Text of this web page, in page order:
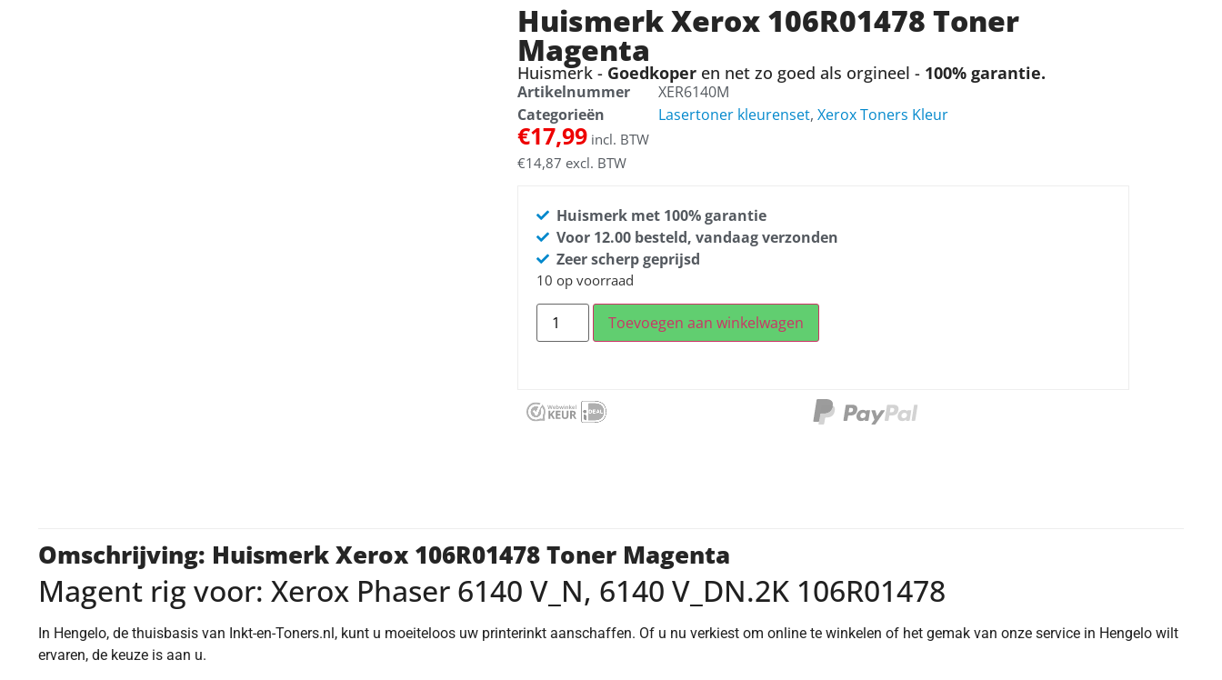
Huismerk Xerox 106R01478 Toner
Magenta
Huismerk - Goedkoperen net zo goed als orgineel - 100% garantie.
Artikelnummer
XER6140M
Categorieën
Lasertoner kleurenset, Xerox Toners Kleur
€17,99incl. BTW
€14,87 excl. BTW
Huismerk met 100% garantie
Voor 12.00 besteld, vandaag verzonden
Zeer scherp geprijsd
10 op voorraad
Toevoegen aan winkelwagen
Omschrijving: Huismerk Xerox 106R01478 Toner Magenta
Magent rig voor: Xerox Phaser 6140 V_N, 6140 V_DN.2K 106R01478
In Hengelo, de thuisbasis van Inkt-en-Toners.nl, kunt u moeiteloos uw printerinkt aanschaffen. Of u nu verkiest om online te winkelen of het gemak van onze service in Hengelo wilt
ervaren, de keuze is aan u.